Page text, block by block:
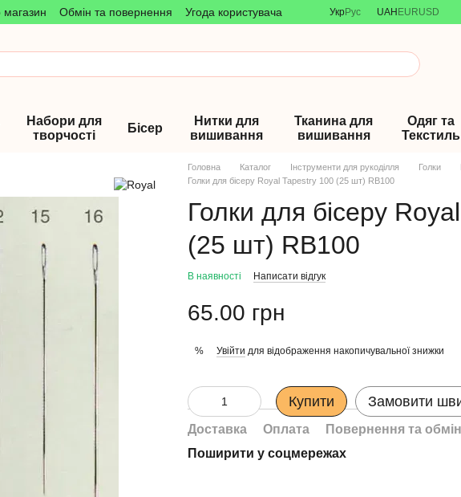
магазин Обмін та повернення Угода користувача УкрРус UAH EURUSD
Набори для
творчості
Бісер
Нитки для
вишивання
Тканина для
вишивання
Одяг та
Текстиль
Головна Каталог Інструменти для рукоділля Голки
Голки для бісеру Royal Tapestry 100 (25 шт) RB100
Голки для бісеру
(25 шт) RB100
В наявності Написати відгук
65.00 грн
% Увійти для відображення накопичувальної знижки
Купити Замовити
Доставка Оплата
Повернення та обмін
Поширити у соцмережах